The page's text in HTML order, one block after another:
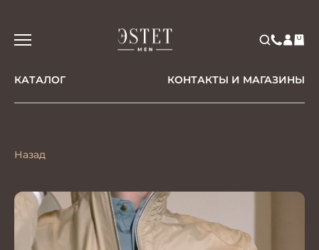
КАТАЛОГ КОНТАКТЫ И МАГАЗИНЫ
Назад